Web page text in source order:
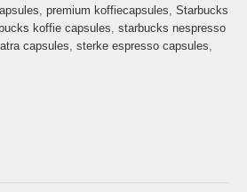
premium koffiecapsules Starbucks
koffie capsules starbucks nespresso
capsules sterke espresso capsules